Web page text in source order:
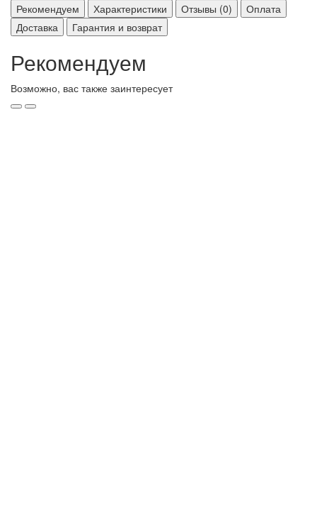
Рекомендуем
Характеристики Отзывы (0)
Оплата
Доставка
Гарантия и возврат
Рекомендуем
Возможно, вас также заинтересует